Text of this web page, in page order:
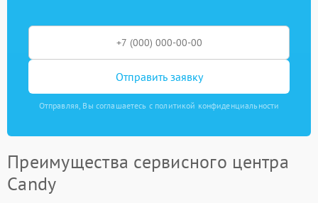
Отправить заявку
Отправляя, Вы соглашаетесь с политикой конфиденциальности
Преимущества сервисного центра
Candy